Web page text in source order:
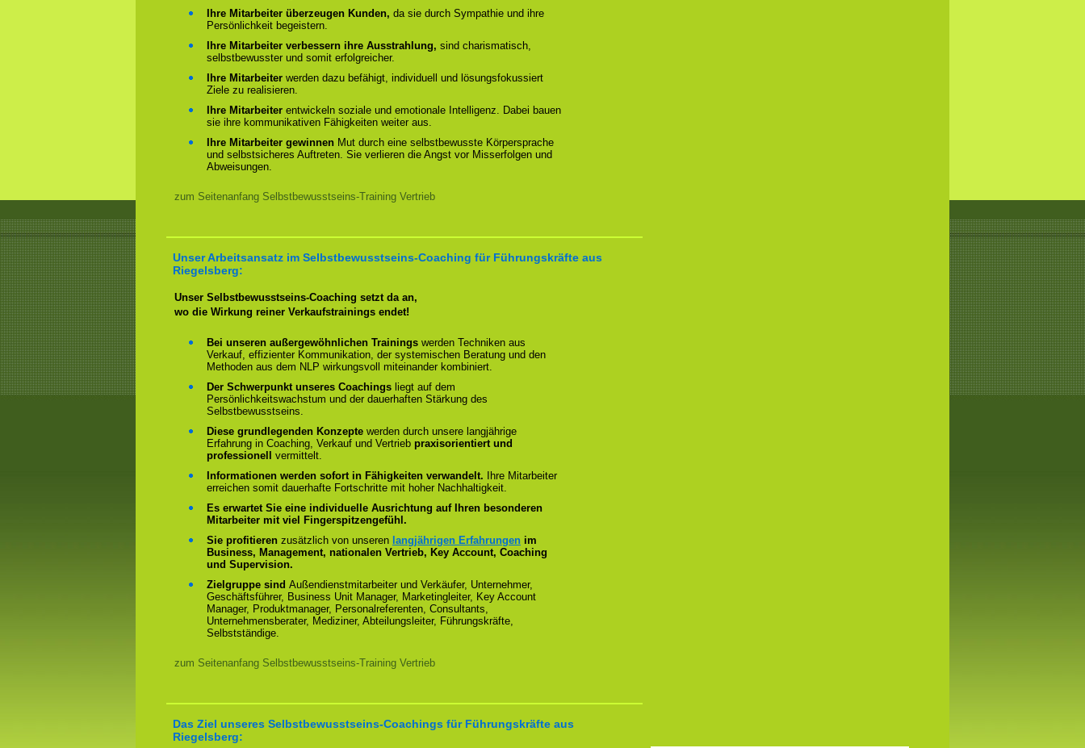
Ihre Mitarbeiter überzeugen Kunden, da sie durch Sympathie und ihre
Persönlichkeit begeistern.
Ihre Mitarbeiter verbessern ihre Ausstrahlung, sind charismatisch,
selbstbewusster und somit erfolgreicher.
Ihre Mitarbeiter werden dazu befähigt, individuell und lösungsfokussiert
Ziele zu realisieren.
Ihre Mitarbeiter entwickeln soziale und emotionale Intelligenz. Dabei bauen
sie ihre kommunikativen Fähigkeiten weiter aus.
Ihre Mitarbeiter gewinnen Mut durch eine selbstbewusste Körpersprache
und selbstsicheres Auftreten. Sie verlieren die Angst vor Misserfolgen und
Abweisungen.
zum Seitenanfang Selbstbewusstseins-Training Vertrieb
Unser Arbeitsansatz im Selbstbewusstseins-Coaching für Führungskräfte aus
Riegelsberg:
Unser Selbstbewusstseins-Coaching setzt da an,
wo die Wirkung reiner Verkaufstrainings endet!
Bei unseren außergewöhnlichen Trainings werden Techniken aus
Verkauf, effizienter Kommunikation, der systemischen Beratung und den
Methoden aus dem NLP wirkungsvoll miteinander kombiniert.
Der Schwerpunkt unseres Coachings liegt auf dem
Persönlichkeitswachstum und der dauerhaften Stärkung des
Selbstbewusstseins.
Diese grundlegenden Konzepte werden durch unsere langjährige
Erfahrung in Coaching, Verkauf und Vertrieb praxisorientiert und
professionell
vermittelt.
Informationen werden sofort in Fähigkeiten verwandelt. Ihre Mitarbeiter
erreichen somit dauerhafte Fortschritte mit hoher Nachhaltigkeit.
Es erwartet Sie eine individuelle Ausrichtung auf Ihren besonderen
Mitarbeiter mit viel Fingerspitzengefühl.
Sie profitieren zusätzlich von unseren langjährigen Erfahrungen im
Business, Management, nationalen Vertrieb, Key Account, Coaching
und Supervision.
Zielgruppe sind Außendienstmitarbeiter und Verkäufer, Unternehmer,
Geschäftsführer, Business Unit Manager, Marketingleiter, Key Account
Manager, Produktmanager, Personalreferenten, Consultants,
Unternehmensberater, Mediziner, Abteilungsleiter, Führungskräfte,
Selbstständige.
zum Seitenanfang Selbstbewusstseins-Training Vertrieb
Das Ziel unseres Selbstbewusstseins-Coachings für Führungskräfte aus
Riegelsberg: